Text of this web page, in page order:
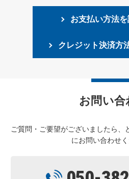
お支払い方法
クレジット決済方
お問い合
ご質問・ご要望がございましたら、
にお問い合わせく